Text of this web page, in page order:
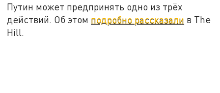
Путин может предпринять одно из трёх
действий. Об этом подробно рассказали в The
Hill.